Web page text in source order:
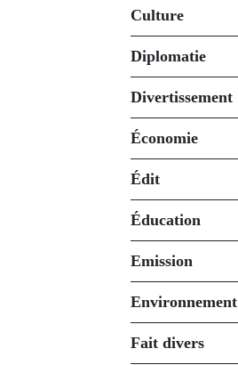
Culture
Diplomatie
Divertissement
Économie
Édit
Éducation
Emission
Environnement
Fait divers